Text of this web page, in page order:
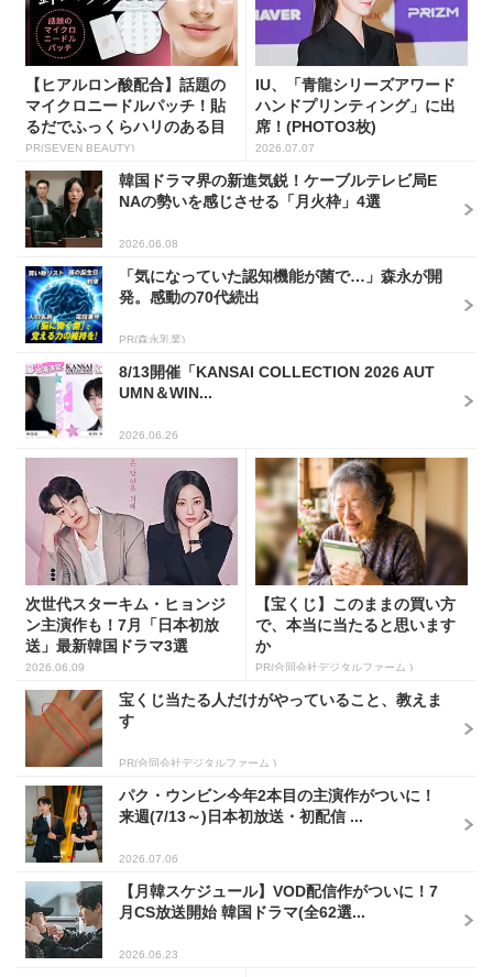
【ヒアルロン酸配合】話題の
マイクロニードルパッチ！貼
るだでふっくらハリのある目
元...
PR(SEVEN BEAUTY)
IU、「青龍シリーズアワード
ハンドプリンティング」に出
席！(PHOTO3枚)
2026.07.07
韓国ドラマ界の新進気鋭！ケーブルテレビ局E
NAの勢いを感じさせる「月火枠」4選
2026.06.08
「気になっていた認知機能が菌で…」森永が開
発。感動の70代続出
PR(森永乳業)
8/13開催「KANSAI COLLECTION 2026 AUT
UMN＆WIN...
2026.06.26
次世代スターキム・ヒョンジ
ン主演作も！7月「日本初放
送」最新韓国ドラマ3選
2026.06.09
【宝くじ】このままの買い方
で、本当に当たると思います
か
PR(合同会社デジタルファーム )
宝くじ当たる人だけがやっていること、教えま
す
PR(合同会社デジタルファーム )
パク・ウンビン今年2本目の主演作がついに！
来週(7/13～)日本初放送・初配信 ...
2026.07.06
【月韓スケジュール】VOD配信作がついに！7
月CS放送開始 韓国ドラマ(全62選...
2026.06.23